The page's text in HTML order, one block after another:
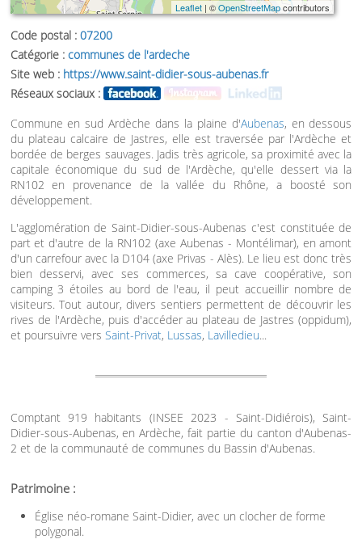
Leaflet| ©OpenStreetMapcontributors
Code postal : 07200
Catégorie : communes de l'ardeche
Site web : https://www.saint-didier-sous-aubenas.fr
Réseaux sociaux :
Commune en sud Ardèche dans la plaine d'Aubenas, en dessous
du plateau calcaire de Jastres, elle est traversée par l'Ardèche et
bordée de berges sauvages. Jadis très agricole, sa proximité avec la
capitale économique du sud de l'Ardèche, qu'elle dessert via la
RN102 en provenance de la vallée du Rhône, a boosté son
développement.
L'agglomération de Saint-Didier-sous-Aubenas c'est constituée de
part et d'autre de la RN102 (axe Aubenas - Montélimar), en amont
d'un carrefour avec la D104 (axe Privas - Alès). Le lieu est donc très
bien desservi, avec ses commerces, sa cave coopérative, son
camping 3 étoiles au bord de l'eau, il peut accueillir nombre de
visiteurs. Tout autour, divers sentiers permettent de découvrir les
rives de l'Ardèche, puis d'accéder au plateau de Jastres (oppidum),
et poursuivre vers Saint-Privat, Lussas, Lavilledieu...
Comptant 919 habitants (INSEE 2023 - Saint-Didiérois), Saint-
Didier-sous-Aubenas, en Ardèche, fait partie du canton d'Aubenas-
2 et de la communauté de communes du Bassin d'Aubenas.
Patrimoine :
Église néo-romane Saint-Didier, avec un clocher de forme
polygonal.